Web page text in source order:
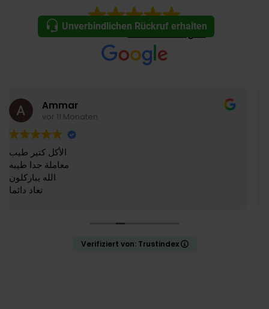
Unverbindlichen Rückruf erhalten